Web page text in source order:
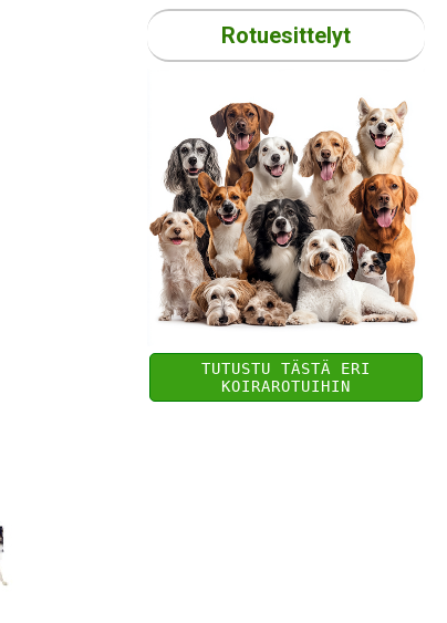
Rotuesittelyt
TUTUSTU TÄSTÄ ERI
KOIRAROTUIHIN